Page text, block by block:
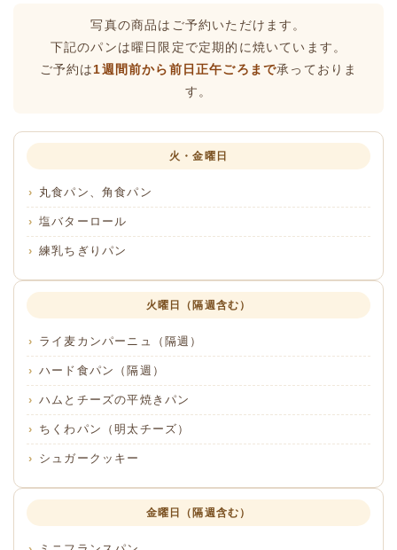
写真の商品はご予約いただけます。
下記のパンは曜日限定で定期的に焼いています。
ご予約は1週間前から前日正午ごろまで承っておりま
す。
火・金曜日
丸食パン、角食パン
塩バターロール
練乳ちぎりパン
火曜日（隔週含む）
ライ麦カンパーニュ（隔週）
ハード食パン（隔週）
ハムとチーズの平焼きパン
ちくわパン（明太チーズ）
シュガークッキー
金曜日（隔週含む）